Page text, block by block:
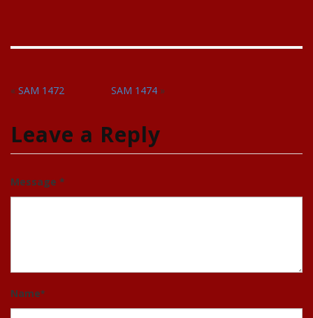
« SAM 1472 SAM 1474»
Leave a Reply
Message *
Name*